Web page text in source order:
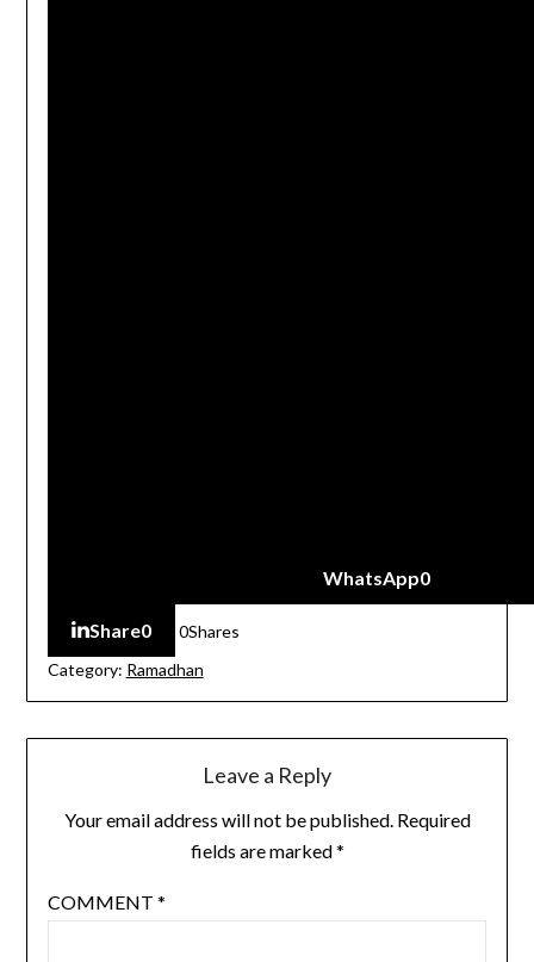
WhatsApp0
Share0 0Shares
Category: Ramadhan
Leave a Reply
Your email address will not be published. Required
fields are marked*
COMMENT *